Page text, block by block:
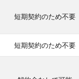
短期契約のため不要
短期契約のため不要